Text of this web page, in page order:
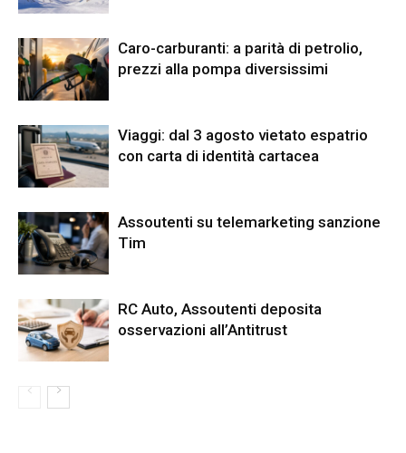
Caro-carburanti: a parità di petrolio,
prezzi alla pompa diversissimi
Viaggi: dal 3 agosto vietato espatrio
con carta di identità cartacea
Assoutenti su telemarketing sanzione
Tim
RC Auto, Assoutenti deposita
osservazioni all’Antitrust